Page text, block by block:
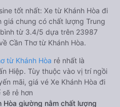
tốt nhất: Xe từ Khánh Hòa đi
giá chung có chất lượng Trung
từ 3.4/5 dựa trên 23987
Cần Thơ từ Khánh Hòa.
từ Khánh Hòa rẻ nhất là
Hiệp. Tùy thuộc vào vị trí ngồi
mãi, giá vé Xe Khánh Hòa đi
sẽ rẻ hơn
Hòa giường nằm chất lượng